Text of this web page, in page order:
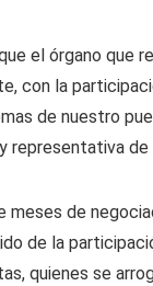
el órgano que
con la
de nuestro
representativa
de
de la
quienes se